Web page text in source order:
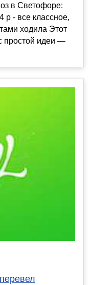
в Светофоре:
р - все классное,
ходила Этот
простой идеи —